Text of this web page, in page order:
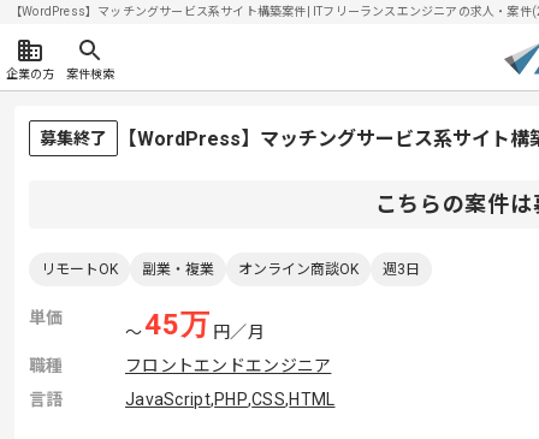
【WordPress】マッチングサービス系サイト構築案件| ITフリーランスエンジニアの求人・案
企業の方 案件検索
募集終了 【WordPress】マッチングサービス系サイト
こちらの案件
リモートOK 副業・複業 オンライン商談OK 週3日
単価
〜45万 円／月
職種
フロントエンドエンジニア
言語
JavaScript,PHP,CSS,HTML